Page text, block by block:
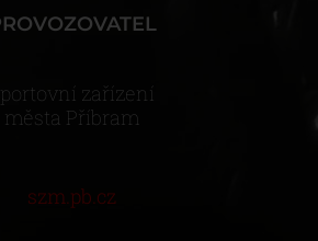
zařízení
města Příbram
szm.pb.cz